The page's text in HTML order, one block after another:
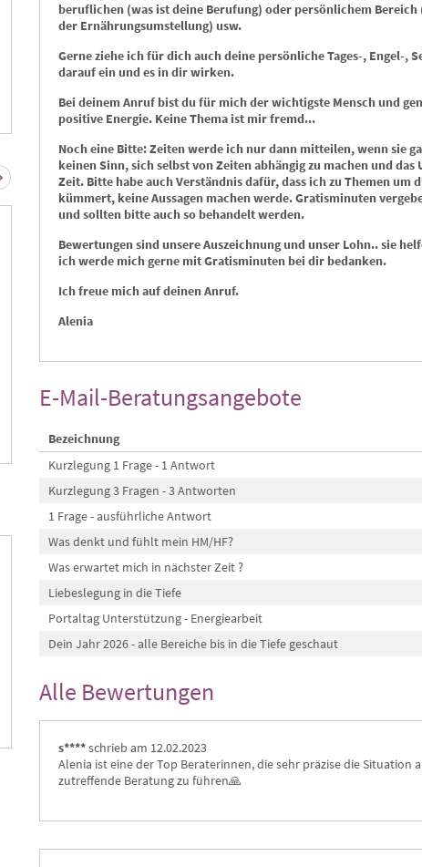
Anrufen
Mit über 30 Jahren Erfahrung
verbinde ich Tarot,
Hellsicht mit ganzheitlichem
Coaching. Ich arbeite ehrlich und
lösungsorientiert – nicht nur auf
Tendenzen, sondern auch
Hellsichtige Botschaften der geistigen
Welt, Engelsbotschaften und
30 Jahren auf Partnerschaft
Seelenaufgaben, Lernaufgaben und
Lösen der Hindernisse
PIN: 871
Bewertungen: 125
goldrichtig. Mit dem Auto war Nix. Du
grandios wie immer. Ich danke dir
von ganzem Herzen für deine
PIN: 210
Bewertungen: 5
nett das Gespräch war ganz gut - Sie
ob es zu einem Vorstellungsgespräch
kommen wird .. bin gespannt was
beruflichen (was ist deine Berufung) oder persönlichem
der Ernährungsumstellung) usw.
Gerne ziehe ich für dich auch deine persönliche Tages-, Engel-,
darauf ein und es in dir wirken.
Bei deinem Anruf bist du für mich der wichtigste Mensch und
positive Energie. Keine Thema ist mir fremd...
Noch eine Bitte:Zeiten werde ich nur dann mitteilen, wenn sie
keinen Sinn, sich selbst von Zeiten abhängig zu machen und
Zeit. Bitte habe auch Verständnis dafür, dass ich zu Themen um
kümmert, keine Aussagen machen werde. Gratisminuten
und sollten bitte auch so behandelt werden.
Bewertungen sind unsere Auszeichnung und unser Lohn.. sie
ich werde mich gerne mit Gratisminuten bei dir bedanken.
Ich freue mich auf deinen Anruf.
Alenia
E-Mail-Beratungsangebote
Bezeichnung
Kurzlegung 1 Frage - 1 Antwort
Kurzlegung 3 Fragen - 3 Antworten
1 Frage - ausführliche Antwort
Was denkt und fühlt mein HM/HF?
Was erwartet mich in nächster Zeit ?
Liebeslegung in die Tiefe
Portaltag Unterstützung - Energiearbeit
Dein Jahr 2026 - alle Bereiche bis in die Tiefe geschaut
Alle Bewertungen
s****schrieb am 12.02.2023
Alenia ist eine der Top Beraterinnen, die sehr präzise die Situation
zutreffende Beratung zu führen🙏